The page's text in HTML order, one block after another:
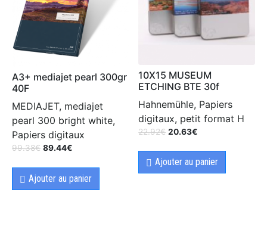
A3+ mediajet pearl 300gr
40F
MEDIAJET, mediajet
pearl 300 bright white,
Papiers digitaux
99.38€ 89.44€
Ajouter au panier
10X15 MUSEUM
ETCHING BTE 30f
Hahnemühle, Papiers
digitaux, petit format H
22.92€ 20.63€
Ajouter au panier